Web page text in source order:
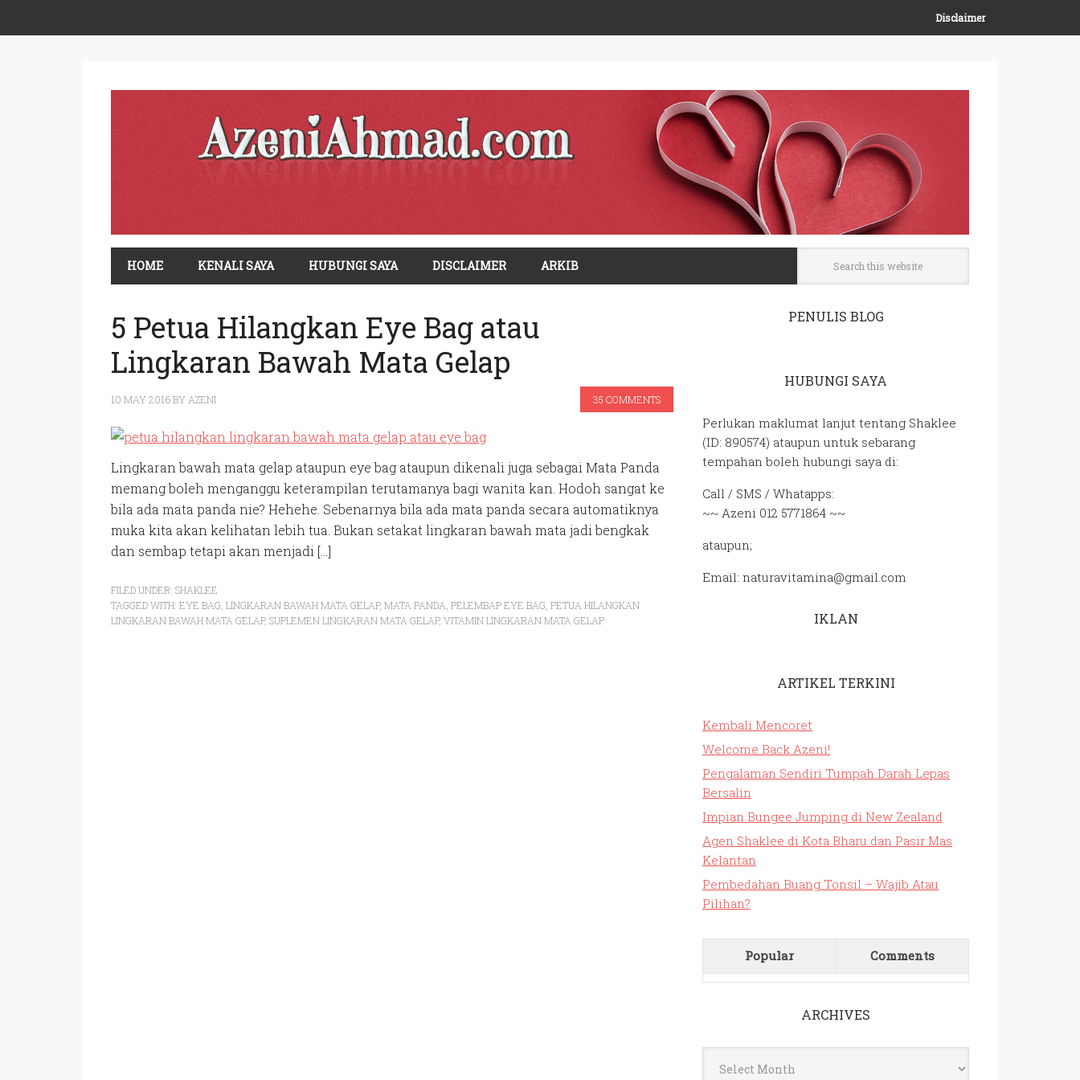
Disclaimer
HOME KENALI SAYA HUBUNGI SAYA DISCLAIMER ARKIB
5 Petua Hilangkan Eye Bag atau
Lingkaran Bawah Mata Gelap
10 MAY 2016BY AZENI 35 COMMENTS
Lingkaran bawah mata gelap ataupun eye bag ataupun dikenali juga sebagai Mata Panda
memang boleh menganggu keterampilan terutamanya bagi wanita kan. Hodoh sangat ke
bila ada mata panda nie? Hehehe. Sebenarnya bila ada mata panda secara automatiknya
muka kita akan kelihatan lebih tua. Bukan setakat lingkaran bawah mata jadi bengkak
dan sembap tetapi akan menjadi […]
FILED UNDER: SHAKLEE
TAGGED WITH: EYE BAG LINGKARAN BAWAH MATA GELAP, MATA PANDA PELEMBAP EYE BAG PETUA HILANGKAN
LINGKARAN BAWAH MATA GELAP, SUPLEMEN LINGKARAN MATA GELAP, VITAMIN LINGKARAN MATA GELAP
PENULIS BLOG
HUBUNGI SAYA
Perlukan maklumat lanjut tentang Shaklee
(ID: 890574) ataupun untuk sebarang
tempahan boleh hubungi saya di:
Call / SMS / Whatapps:
~~ Azeni 012 5771864 ~~
ataupun;
Email: naturavitamina@gmail.com
IKLAN
ARTIKEL TERKINI
Kembali Mencoret
Welcome Back Azeni!
Pengalaman Sendiri Tumpah Darah Lepas
Bersalin
Impian Bungee Jumping di New Zealand
Agen Shaklee di Kota Bharu dan Pasir Mas
Kelantan
Pembedahan Buang Tonsil – Wajib Atau
Pilihan?
Popular Comments
ARCHIVES